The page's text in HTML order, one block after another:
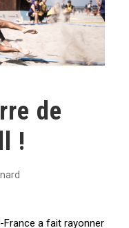
de
!
France a fait rayonner